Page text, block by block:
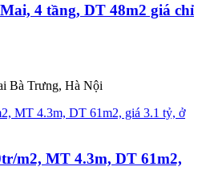
4 tầng, DT 48m2 giá chỉ
Bà Trưng, Hà Nội
m2, MT 4.3m, DT 61m2,